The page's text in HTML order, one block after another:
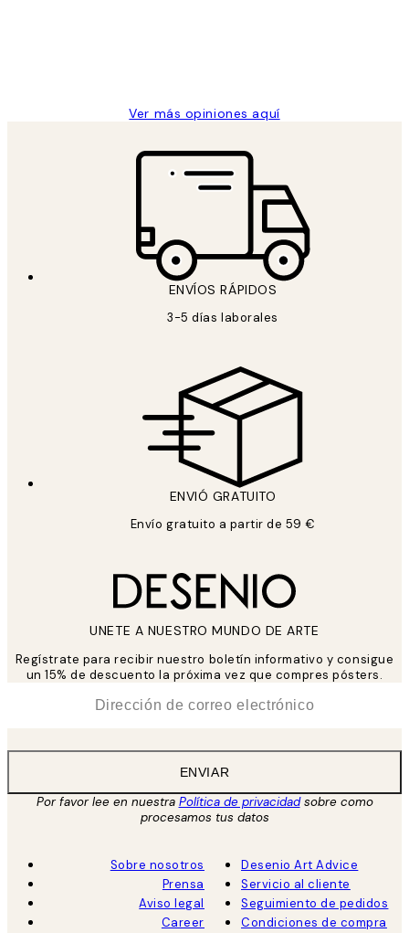
Ver más opiniones aquí
ENVÍOS RÁPIDOS
3-5 días laborales
ENVIÓ GRATUITO
Envío gratuito a partir de 59 €
UNETE A NUESTRO MUNDO DE ARTE
Regístrate para recibir nuestro boletín informativo y consigue
un 15% de descuento la próxima vez que compres pósters.
ENVIAR
Por favor lee en nuestra Política de privacidadsobre como
procesamos tus datos
Sobre nosotros
Prensa
Aviso legal
Career
Desenio Art Advice
Servicio al cliente
Seguimiento de pedidos
Condiciones de compra